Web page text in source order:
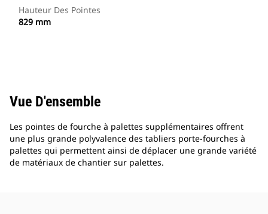
Hauteur Des Pointes
829 mm
Vue D'ensemble
Les pointes de fourche à palettes supplémentaires offrent
une plus grande polyvalence des tabliers porte-fourches à
palettes qui permettent ainsi de déplacer une grande variété
de matériaux de chantier sur palettes.